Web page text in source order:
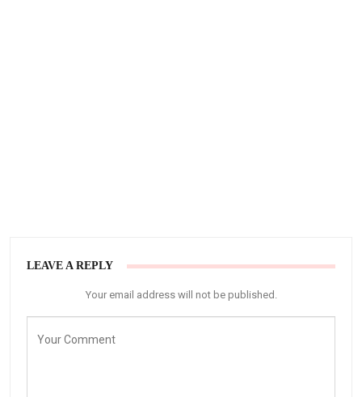
LEAVE A REPLY
Your email address will not be published.